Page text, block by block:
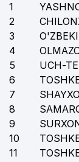
1
2
3
4
5
UCH-
6
7
8
9
10
11